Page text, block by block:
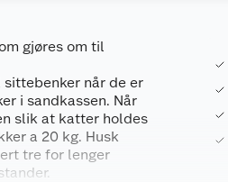
gjøres om til
når de er
i sandkassen. Når
slik at katter holdes
a 20 kg. Husk
tre for lenger